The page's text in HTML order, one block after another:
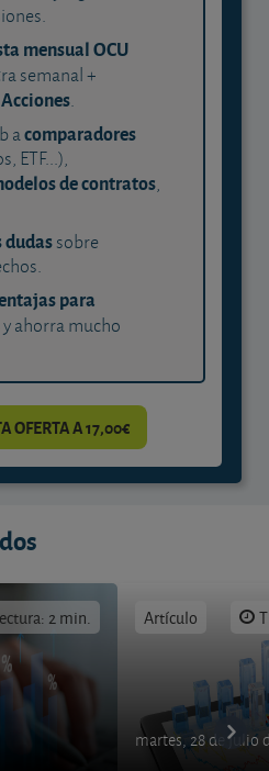
mensual OCU
semanal +
.
acomparadores
ETF...),
de contratos,
dudassobre
para
y ahorra mucho
OFERTA A 17,00€
2 min. Artículo
martes, 28 de julio